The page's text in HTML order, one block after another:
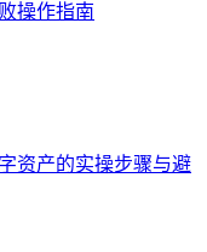
操作指南
资产的实操步骤与避